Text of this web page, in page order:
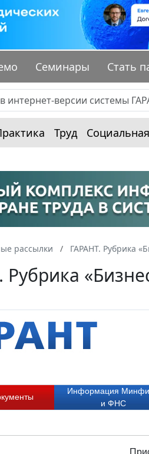
Семинары Стать
Труд
рассылки ГАРАНТ. Рубрика
Рубрика
Информация
и ФНС